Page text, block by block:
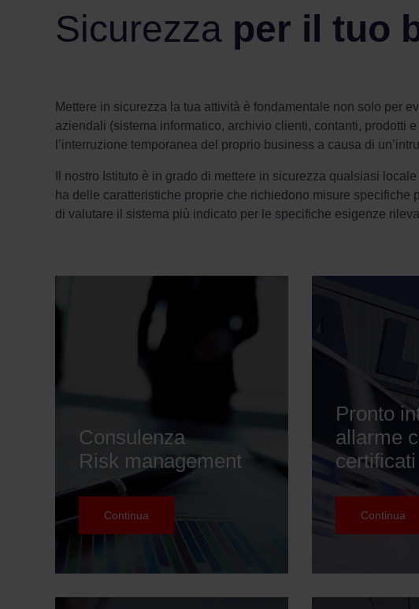
Sicurezza per il tuo
Mettere in sicurezza la tua attività è fondamentale non solo per
aziendali (sistema informatico, archivio clienti, contanti, prodotti
l’interruzione temporanea del proprio business a causa di
Il nostro Istituto è in grado di mettere in sicurezza qualsiasi
ha delle caratteristiche proprie che richiedono misure
di valutare il sistema più indicato per le specifiche esigenze
Consulenza
Risk management
Continua
Pronto
allarme
certificati
Continua